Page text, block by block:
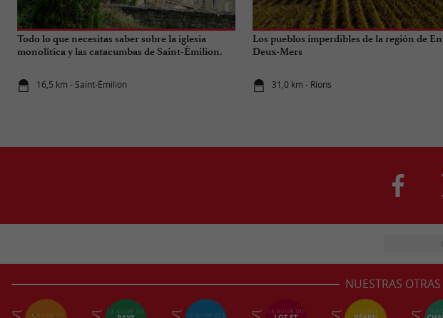
Todo lo que necesitas saber sobre la iglesia
monolítica y las catacumbas de Saint-Émilion.
16,5 km - Saint-Émilion
Los pueblos imperdibles de la región de
Deux-Mers
31,0 km - Rions
NUESTRAS